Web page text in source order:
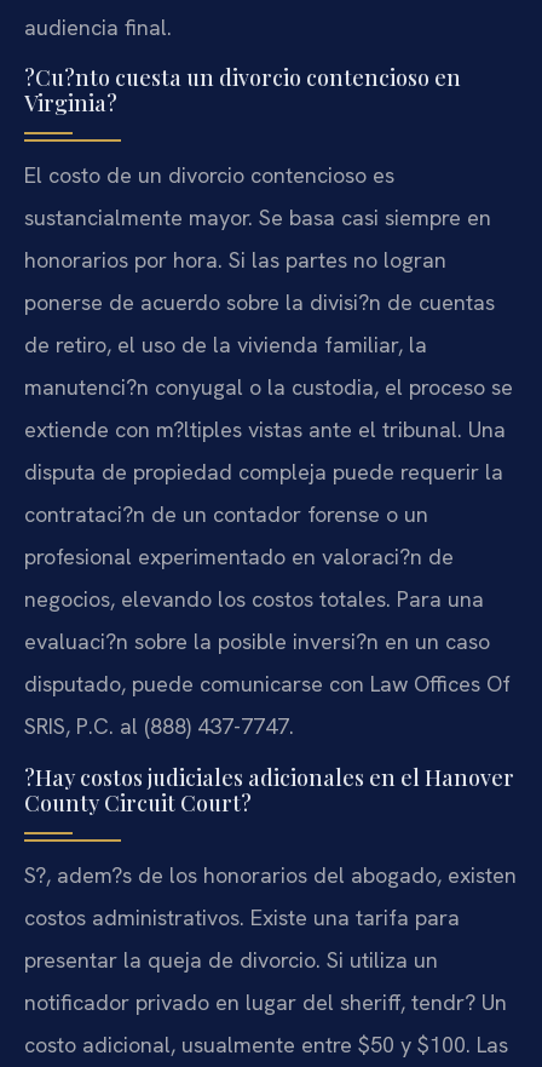
audiencia final.
?Cu?nto cuesta un divorcio contencioso en
Virginia?
El costo de un divorcio contencioso es
sustancialmente mayor. Se basa casi siempre en
honorarios por hora. Si las partes no logran
ponerse de acuerdo sobre la divisi?n de cuentas
de retiro, el uso de la vivienda familiar, la
manutenci?n conyugal o la custodia, el proceso se
extiende con m?ltiples vistas ante el tribunal. Una
disputa de propiedad compleja puede requerir la
contrataci?n de un contador forense o un
profesional experimentado en valoraci?n de
negocios, elevando los costos totales. Para una
evaluaci?n sobre la posible inversi?n en un caso
disputado, puede comunicarse con Law Offices Of
SRIS, P.C. al (888) 437-7747.
?Hay costos judiciales adicionales en el Hanover
County Circuit Court?
S?, adem?s de los honorarios del abogado, existen
costos administrativos. Existe una tarifa para
presentar la queja de divorcio. Si utiliza un
notificador privado en lugar del sheriff, tendr? Un
costo adicional, usualmente entre $50 y $100. Las